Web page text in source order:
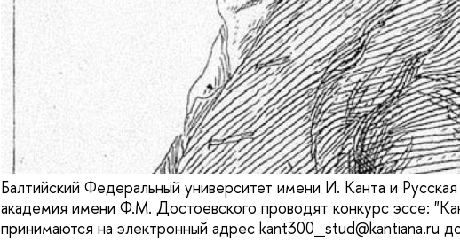
Балтийский Федеральный университет имени И. Канта и Русская
академия имени Ф.М. Достоевского проводят конкурс эссе:
принимаются на электронный адрес kant300_stud@kantiana.ru